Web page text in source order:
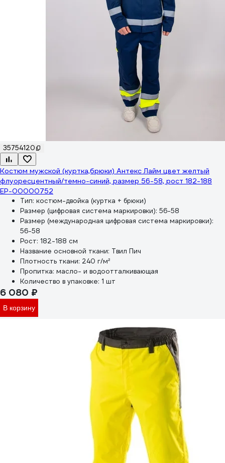
35754120
Костюм мужской (куртка,брюки) Антекс Лайм цвет желтый
флуоресцентный/темно-синий, размер 56-58, рост 182-188
ЕР-00000752
Тип: костюм-двойка (куртка + брюки)
Размер (цифровая система маркировки): 56-58
Размер (международная цифровая система маркировки):
56-58
Рост: 182-188 см
Название основной ткани: Твил Пич
Плотность ткани: 240 г/м²
Пропитка: масло- и водоотталкивающая
Количество в упаковке: 1 шт
6 080 ₽
В корзину